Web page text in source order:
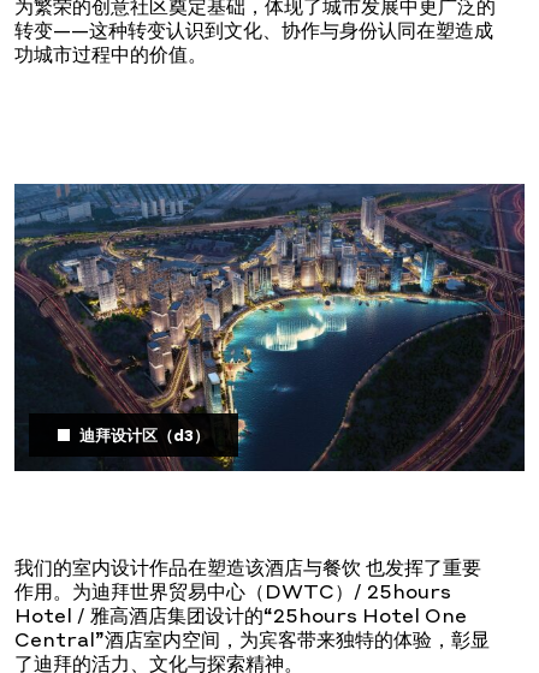
为繁荣的创意社区奠定基础，体现了城市发展中更广泛的
转变——这种转变认识到文化、协作与身份认同在塑造成
功城市过程中的价值。
迪拜设计区（d3）
我们的室内设计作品在塑造该酒店与餐饮 也发挥了重要
作用。为迪拜世界贸易中心（DWTC）/ 25hours
Hotel / 雅高酒店集团设计的“25hours Hotel One
Central”酒店室内空间，为宾客带来独特的体验，彰显
了迪拜的活力、文化与探索精神。